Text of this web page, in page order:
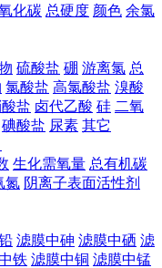
化碳 总硬度 颜色 余氯
硫酸盐 硼 游离氯 总
氯酸盐 高氯酸盐 溴酸
盐 卤代乙酸 硅 二氧
碘酸盐 尿素 其它
生化需氧量 总有机碳
氮 阴离子表面活性剂
滤膜中砷 滤膜中硒 滤
铁 滤膜中铜 滤膜中锰